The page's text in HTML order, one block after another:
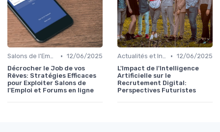
Salons de l'Emploi et Forums • 12/06/2025
Décrocher le Job de vos
Rêves: Stratégies Efficaces
pour Exploiter Salons de
l'Emploi et Forums en ligne
Actualités et Innovations en Recrutement • 12/06/2025
L'Impact de l'Intelligence
Artificielle sur le
Recrutement Digital:
Perspectives Futuristes